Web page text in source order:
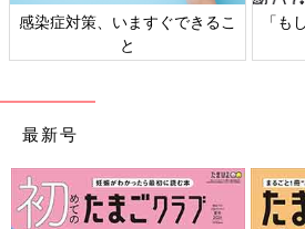
きるこ
「もしものときの」赤ちゃん・
最新号